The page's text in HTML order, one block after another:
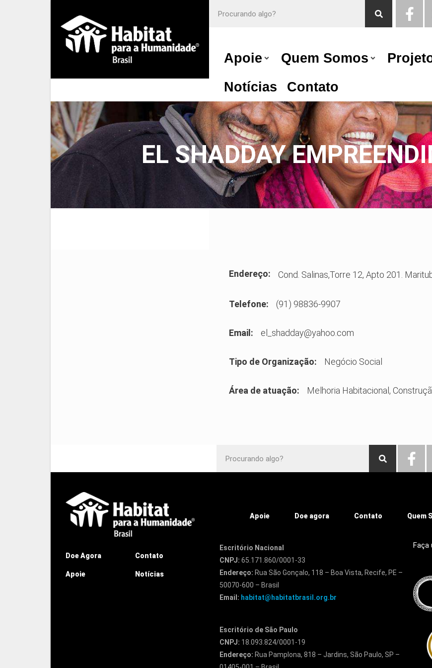
Apoie Quem Somos
Notícias
Contato
EL SHADDAY
Endereço: Cond. Salinas,Torre 12, Apto 201.
Telefone: (91) 98836-9907
Email: el_shadday@yahoo.com
Tipo de Organização: Negócio Social
Área de atuação: Melhoria Habitacional,
Doe Agora
Apoie
Contato
Notícias
Apoie Doe agora Contato Quem
Escritório Nacional
CNPJ: 65.171.860/0001-33
Endereço: Rua São Gonçalo, 118 – Boa Vista, Recife, PE –
50070-600 – Brasil
Email: habitat@habitatbrasil.org.br
Escritório de São Paulo
CNPJ: 18.093.824/0001-19
Endereço: Rua Pamplona, 818 – Jardins, São Paulo, SP –
Faça